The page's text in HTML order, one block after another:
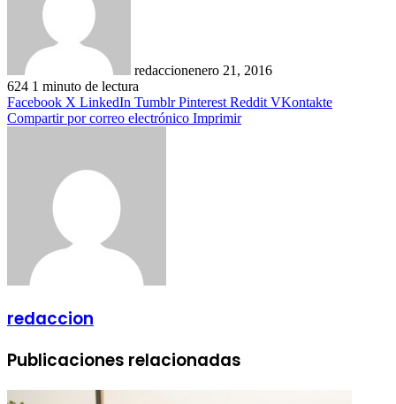
redaccionenero 21, 2016
624 1 minuto de lectura
Facebook X LinkedIn Tumblr Pinterest Reddit VKontakte
Compartir por correo electrónico Imprimir
redaccion
Publicaciones relacionadas